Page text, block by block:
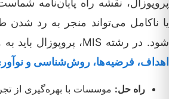
پروپوزال، نقشه راه پایان‌نامه
یا ناکامل می‌تواند منجر به رد
شود. در رشته MIS، پروپوزال باید به وضوح
اهداف، فرضیه‌ها، روش‌شناسی و
راه حل: موسسات با بهره‌گیری از